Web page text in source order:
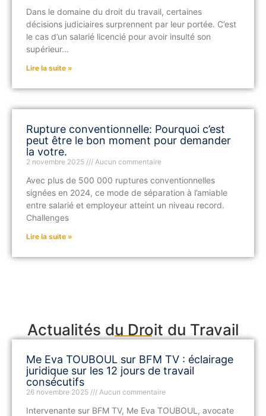
Dans le domaine du droit du travail, certaines
décisions judiciaires surprennent par leur portée. C’est
le cas d’un salarié licencié pour avoir insulté son
supérieur…
Lire la suite »
Rupture conventionnelle: Pourquoi c’est
peut être le bon moment pour demander
la votre.
2 novembre 2025 Aucun commentaire
Avec plus de 500 000 ruptures conventionnelles
signées en 2024, ce mode de séparation à l’amiable
entre salarié et employeur atteint un niveau record.
Challenges
Lire la suite »
Actualités du Droit du Travail
Me Eva TOUBOUL sur BFM TV : éclairage
juridique sur les 12 jours de travail
consécutifs
26 novembre 2025 Aucun commentaire
Intervenante sur BFM TV, Me Eva TOUBOUL, avocate